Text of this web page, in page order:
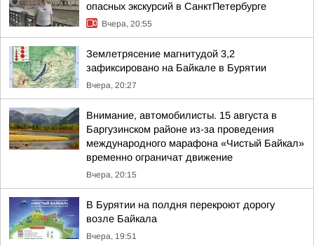
опасных экскурсий в СанктПетербурге
Вчера, 20:55
Землетрясение магнитудой 3,2
зафиксировано на Байкале в Бурятии
Вчера, 20:27
Внимание, автомобилисты. 15 августа в
Баргузинском районе из-за проведения
международного марафона «Чистый Байкал»
временно ограничат движение
Вчера, 20:15
В Бурятии на полдня перекроют дорогу
возле Байкала
Вчера, 19:51